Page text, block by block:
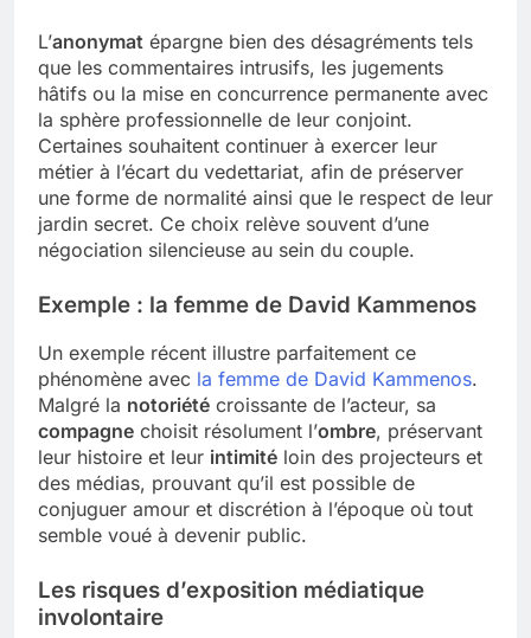
L’anonymat épargne bien des désagréments tels
que les commentaires intrusifs, les jugements
hâtifs ou la mise en concurrence permanente avec
la sphère professionnelle de leur conjoint.
Certaines souhaitent continuer à exercer leur
métier à l’écart du vedettariat, afin de préserver
une forme de normalité ainsi que le respect de leur
jardin secret. Ce choix relève souvent d’une
négociation silencieuse au sein du couple.
Exemple : la femme de David Kammenos
Un exemple récent illustre parfaitement ce
phénomène avec la femme de David Kammenos.
Malgré la notoriété croissante de l’acteur, sa
compagne choisit résolument l’ombre, préservant
leur histoire et leur intimité loin des projecteurs et
des médias, prouvant qu’il est possible de
conjuguer amour et discrétion à l’époque où tout
semble voué à devenir public.
Les risques d’exposition médiatique
involontaire